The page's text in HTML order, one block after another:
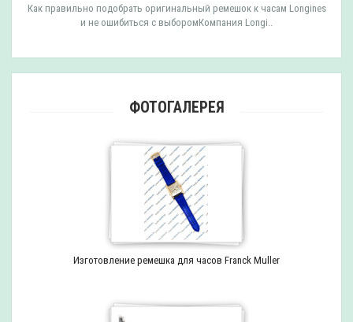
Как правильно подобрать оригинальный ремешок к часам Longines
и не ошибиться с выборомКомпания Longi..
ФОТОГАЛЕРЕЯ
Изготовление ремешка для часов Franck Muller